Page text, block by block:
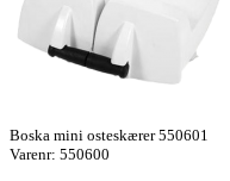
Boska mini osteskærer 550601
Varenr: 550600